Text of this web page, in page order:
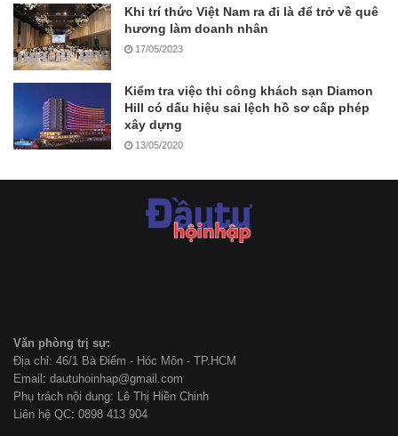
Khi trí thức Việt Nam ra đi là để trở về quê
hương làm doanh nhân
17/05/2023
Kiểm tra việc thi công khách sạn Diamon
Hill có dấu hiệu sai lệch hồ sơ cấp phép
xây dựng
13/05/2020
Văn phòng trị sự:
Địa chỉ: 46/1 Bà Điểm - Hóc Môn - TP.HCM
Email: dautuhoinhap@gmail.com
Phụ trách nội dung: Lê Thị Hiền Chinh
Liên hệ QC: 0898 413 904